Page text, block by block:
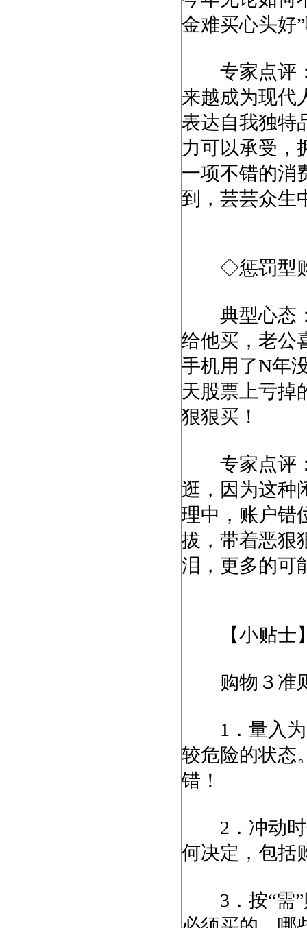
金难买心头好
专家点评：
来越成为现代
表达自我独特
力可以承受，
一项不错的消
到，芸芸众生
◇惩罚型
典型心态：
给他买，老公
手机用了N年
天股票上亏掉
狠狠买！
专家点评：
逛，因为这种
理中，账户错
拔，带着恶狠
泪，更多的可
【小贴士
购物３准
1．量入为
较危险的状态
错！
2．冲动时
何决定，包括
3．按“需”